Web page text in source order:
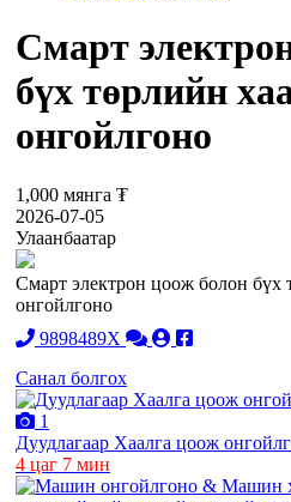
Смарт
бүх төрлийн
онгойлгоно
1,000 мянга ₮
2026-07-05
Улаанбаатар
Смарт электрон цоож болон бүх
онгойлгоно
9898489X
Санал болгох
1
Дуудлагаар Хаалга цоож
4 цаг 7 мин